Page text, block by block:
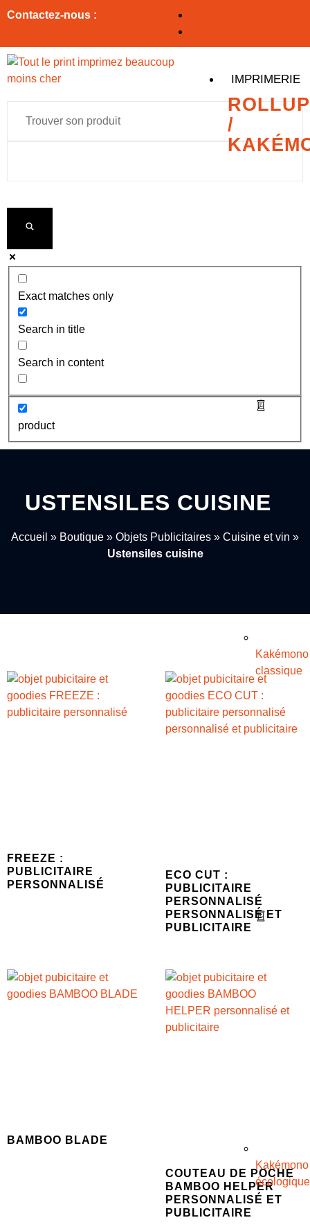
Contactez-nous :
IMPRIMERIE
ROLLUP
/
Kakémono
classique
Kakémono
écologique
Exact matches only
Search in title
Search in content
product
USTENSILES CUISINE
Accueil » Boutique » Objets Publicitaires » Cuisine et vin »
Ustensiles cuisine
FREEZE :
PUBLICITAIRE
PERSONNALISÉ
ECO CUT :
PUBLICITAIRE
PERSONNALISÉ
PERSONNALISÉ ET
PUBLICITAIRE
BAMBOO BLADE
COUTEAU DE POCHE
BAMBOO HELPER
PERSONNALISÉ ET
PUBLICITAIRE